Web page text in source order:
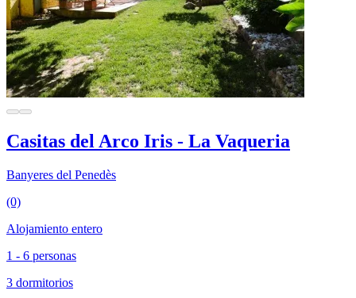
Casitas del Arco Iris - La Vaqueria
Banyeres del Penedès
(0)
Alojamiento entero
1 - 6 personas
3 dormitorios